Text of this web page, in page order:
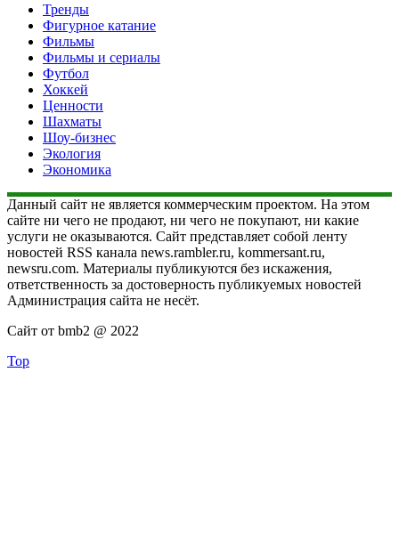
Тренды
Фигурное катание
Фильмы
Фильмы и сериалы
Футбол
Хоккей
Ценности
Шахматы
Шоу-бизнес
Экология
Экономика
Данный сайт не является коммерческим проектом. На этом
сайте ни чего не продают, ни чего не покупают, ни какие
услуги не оказываются. Сайт представляет собой ленту
новостей RSS канала news.rambler.ru, kommersant.ru,
newsru.com. Материалы публикуются без искажения,
ответственность за достоверность публикуемых новостей
Администрация сайта не несёт.
Сайт от bmb2 @ 2022
Top